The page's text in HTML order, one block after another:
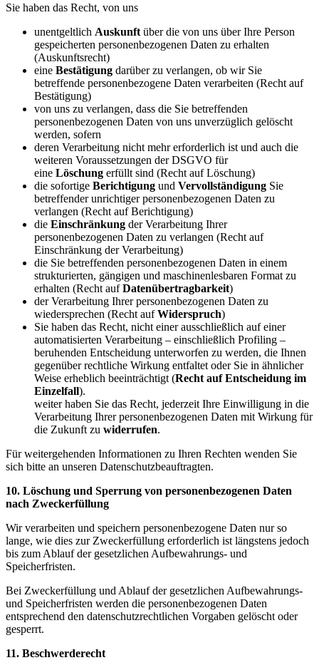
Sie haben das Recht, von uns
unentgeltlich Auskunft über die von uns über Ihre Person
gespeicherten personenbezogenen Daten zu erhalten
(Auskunftsrecht)
eine Bestätigung darüber zu verlangen, ob wir Sie
betreffende personenbezogene Daten verarbeiten (Recht auf
Bestätigung)
von uns zu verlangen, dass die Sie betreffenden
personenbezogenen Daten von uns unverzüglich gelöscht
werden, sofern
deren Verarbeitung nicht mehr erforderlich ist und auch die
weiteren Voraussetzungen der DSGVO für
eine Löschung erfüllt sind (Recht auf Löschung)
die sofortige Berichtigung und Vervollständigung Sie
betreffender unrichtiger personenbezogenen Daten zu
verlangen (Recht auf Berichtigung)
die Einschränkung der Verarbeitung Ihrer
personenbezogenen Daten zu verlangen (Recht auf
Einschränkung der Verarbeitung)
die Sie betreffenden personenbezogenen Daten in einem
strukturierten, gängigen und maschinenlesbaren Format zu
erhalten (Recht aufDatenübertragbarkeit)
der Verarbeitung Ihrer personenbezogenen Daten zu
wiedersprechen (Recht aufWiderspruch)
Sie haben das Recht, nicht einer ausschließlich auf einer
automatisierten Verarbeitung – einschließlich Profiling –
beruhenden Entscheidung unterworfen zu werden, die Ihnen
gegenüber rechtliche Wirkung entfaltet oder Sie in ähnlicher
Weise erheblich beeinträchtigt (Recht auf Entscheidung im
Einzelfall).
weiter haben Sie das Recht, jederzeit Ihre Einwilligung in die
Verarbeitung Ihrer personenbezogenen Daten mit Wirkung für
die Zukunft zu widerrufen.
Für weitergehenden Informationen zu Ihren Rechten wenden Sie
sich bitte an unseren Datenschutzbeauftragten.
10. Löschung und Sperrung von personenbezogenen Daten
nach Zweckerfüllung
Wir verarbeiten und speichern personenbezogene Daten nur so
lange, wie dies zur Zweckerfüllung erforderlich ist längstens jedoch
bis zum Ablauf der gesetzlichen Aufbewahrungs- und
Speicherfristen.
Bei Zweckerfüllung und Ablauf der gesetzlichen Aufbewahrungs-
und Speicherfristen werden die personenbezogenen Daten
entsprechend den datenschutzrechtlichen Vorgaben gelöscht oder
gesperrt.
11. Beschwerderecht